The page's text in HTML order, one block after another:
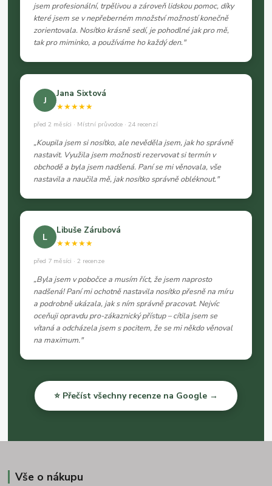
jsem profesionální, trpělivou a zároveň lidskou pomoc, díky
které jsem se v nepřeberném množství možností konečně
zorientovala. Nosítko krásně sedí, je pohodlné jak pro mě,
tak pro miminko, a používáme ho každý den."
J
Jana Sixtová
★★★★★
před 2 měsíci · Místní průvodce · 24 recenzí
„Koupila jsem si nosítko, ale nevěděla jsem, jak ho správně
nastavit. Využila jsem možnosti rezervovat si termín v
obchodě a byla jsem nadšená. Paní se mi věnovala, vše
nastavila a naučila mě, jak nosítko správně obléknout."
L
Libuše Zárubová
★★★★★
před 7 měsíci · 2 recenze
„Byla jsem v pobočce a musím říct, že jsem naprosto
nadšená! Paní mi ochotně nastavila nosítko přesně na míru
a podrobně ukázala, jak s ním správně pracovat. Nejvíc
oceňuji opravdu pro-zákaznický přístup – cítila jsem se
vítaná a odcházela jsem s pocitem, že se mi někdo věnoval
na maximum."
⭐ Přečíst všechny recenze na Google →
Vše o nákupu